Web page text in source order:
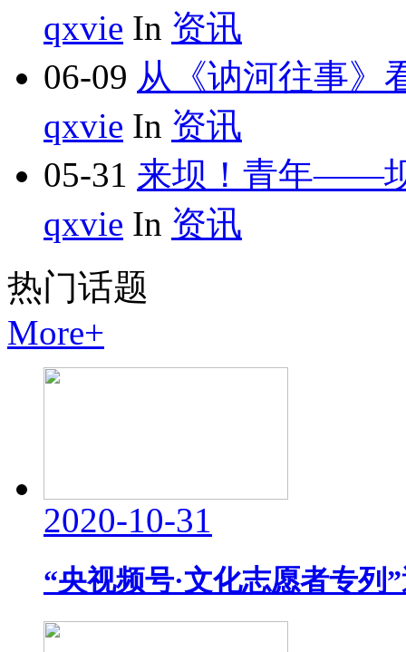
qxvie In 资讯
06-09 从《讷河往事》
qxvie In 资讯
05-31 来坝！青年——
qxvie In 资讯
热门话题
More+
2020-10-31
“央视频号·文化志愿者专列